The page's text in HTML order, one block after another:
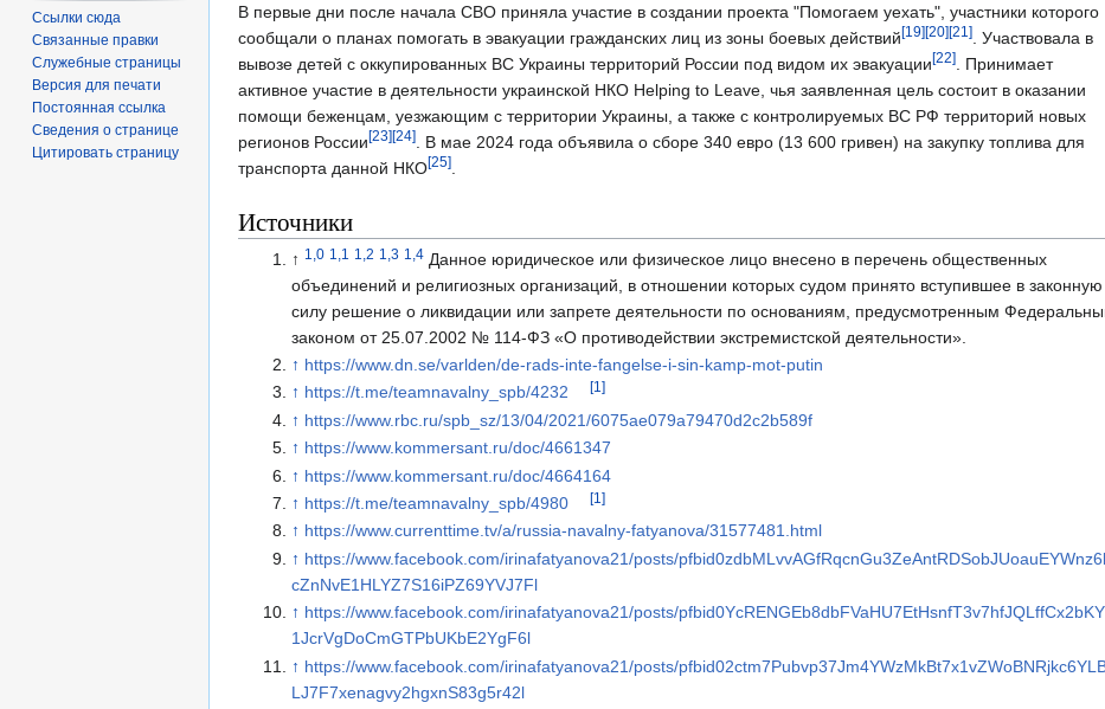
В первые дни после начала СВО приняла участие в создании проекта "Помогаем уехать", участники которого
сообщали о планах помогать в эвакуации гражданских лиц из зоны боевых действий[19][20][21]. Участвовала в
вывозе детей с оккупированных ВС Украины территорий России под видом их эвакуации[22]. Принимает
активное участие в деятельности украинской НКО Helping to Leave, чья заявленная цель состоит в оказании
помощи беженцам, уезжающим с территории Украины, а также с контролируемых ВС РФ территорий новых
регионов России[23][24]. В мае 2024 года объявила о сборе 340 евро (13 600 гривен) на закупку топлива для
транспорта данной НКО[25].
Источники
↑ 1,0 1,1 1,2 1,3 1,4 Данное юридическое или физическое лицо внесено в перечень общественных
объединений и религиозных организаций, в отношении которых судом принято вступившее в законную
силу решение о ликвидации или запрете деятельности по основаниям, предусмотренным
законом от 25.07.2002 № 114-ФЗ «О противодействии экстремистской деятельности».
↑ https://www.dn.se/varlden/de-rads-inte-fangelse-i-sin-kamp-mot-putin
↑ https://t.me/teamnavalny_spb/4232 [1]
↑ https://www.rbc.ru/spb_sz/13/04/2021/6075ae079a79470d2c2b589f
↑ https://www.kommersant.ru/doc/4661347
↑ https://www.kommersant.ru/doc/4664164
↑ https://t.me/teamnavalny_spb/4980 [1]
↑ https://www.currenttime.tv/a/russia-navalny-fatyanova/31577481.html
↑ https://www.facebook.com/irinafatyanova21/posts/
cZnNvE1HLYZ7S16iPZ69YVJ7Fl
↑ https://www.facebook.com/irinafatyanova21/posts/
1JcrVgDoCmGTPbUKbE2YgF6l
↑ https://www.facebook.com/irinafatyanova21/posts/
LJ7F7xenagvy2hgxnS83g5r42l
Ссылки сюда
Связанные правки
Служебные страницы
Версия для печати
Постоянная ссылка
Сведения о странице
Цитировать страницу